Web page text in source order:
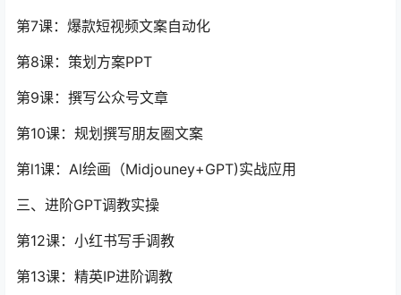
第7课：爆款短视频文案自动化
第8课：策划方案PPT
第9课：撰写公众号文章
第10课：规划撰写朋友圈文案
第l1课：Al绘画（Midjouney+GPT)实战应用
三、进阶GPT调教实操
第12课：小红书写手调教
第13课：精英IP进阶调教